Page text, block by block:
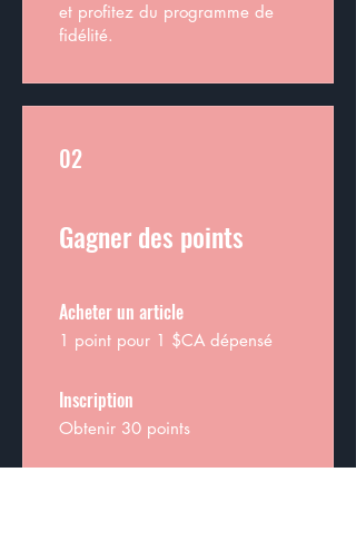
et profitez du programme de
fidélité.
02
Gagner des points
Acheter un article
1 point pour 1 $CA dépensé
Inscription
Obtenir 30 points